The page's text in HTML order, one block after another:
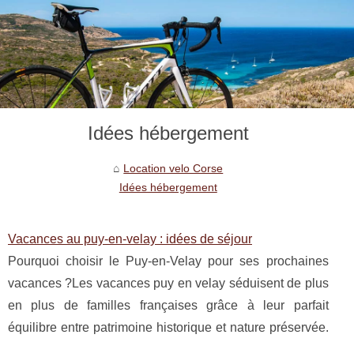
Idées hébergement
Location velo Corse
Idées hébergement
Vacances au puy-en-velay : idées de séjour
Pourquoi choisir le Puy-en-Velay pour ses prochaines
vacances ?Les vacances puy en velay séduisent de plus
en plus de familles françaises grâce à leur parfait
équilibre entre patrimoine historique et nature préservée.